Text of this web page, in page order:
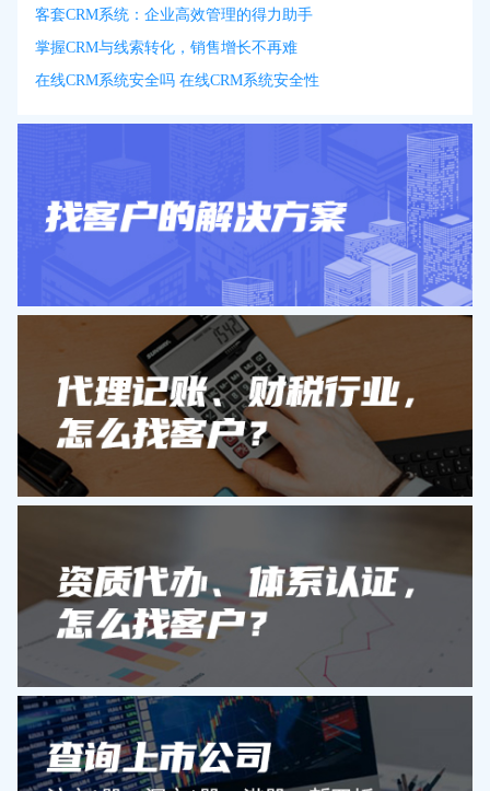
客套CRM系统：企业高效管理的得力助手
掌握CRM与线索转化，销售增长不再难
在线CRM系统安全吗 在线CRM系统安全性